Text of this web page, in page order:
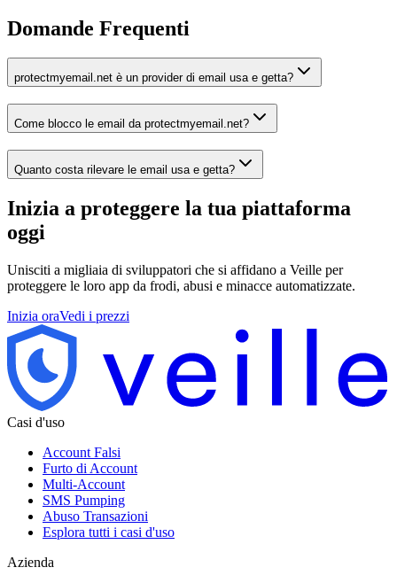
Domande Frequenti
protectmyemail.net è un provider di email usa e getta?
Come blocco le email da protectmyemail.net?
Quanto costa rilevare le email usa e getta?
Inizia a proteggere la tua piattaforma
oggi
Unisciti a migliaia di sviluppatori che si affidano a Veille per
proteggere le loro app da frodi, abusi e minacce automatizzate.
Inizia oraVedi i prezzi
Casi d'uso
Account Falsi
Furto di Account
Multi-Account
SMS Pumping
Abuso Transazioni
Esplora tutti i casi d'uso
Azienda